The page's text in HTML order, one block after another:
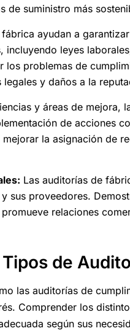
de suministro más
ayudan a
incluyendo leyes
los problemas de
y daños a la
y áreas de mejora,
de acciones
la asignación de
Las auditorías de
sus proveedores.
relaciones
de
las auditorías de
Comprender los
según sus